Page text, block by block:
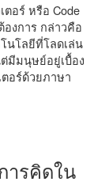
อร์ หรือ Code
งการ กล่าวคือ
นโลยีที่โลดเล่น
มีมนุษย์อยู่เบื้อง
อร์ด้วยภาษา
ารคิดใน